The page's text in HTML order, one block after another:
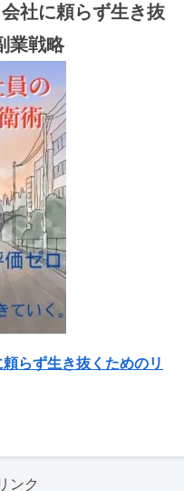
社に頼らず生き抜
業戦略
らず生き抜くためのリ
ンク